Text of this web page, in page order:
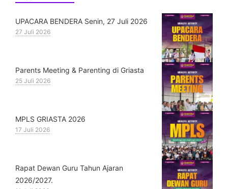
UPACARA BENDERA Senin, 27 Juli 2026
27 Juli 2026
Parents Meeting & Parenting di Griasta
25 Juli 2026
MPLS GRIASTA 2026
17 Juli 2026
Rapat Dewan Guru Tahun Ajaran
2026/2027.